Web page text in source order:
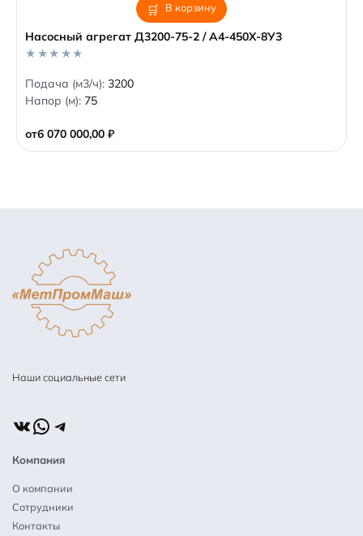
В корзину
Насосный агрегат Д3200-75-2 / А4-450Х-8У3
от6 070 000,00 ₽
0
o
u
f
5
Подача (м3/ч): 3200
Напор (м): 75
Наши социальные сети
ВКонтакте
WhatsApp
Telegram
Компания
О компании
Сотрудники
Контакты